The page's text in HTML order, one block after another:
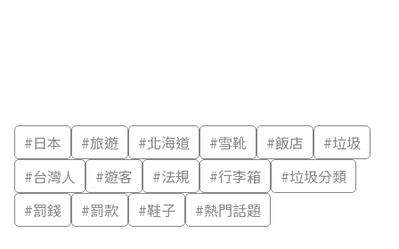
#日本 #旅遊 #北海道 #雪靴 #飯店 #垃圾
#台灣人 #遊客 #法規 #行李箱 #垃圾分類
#罰錢 #罰款 #鞋子 #熱門話題